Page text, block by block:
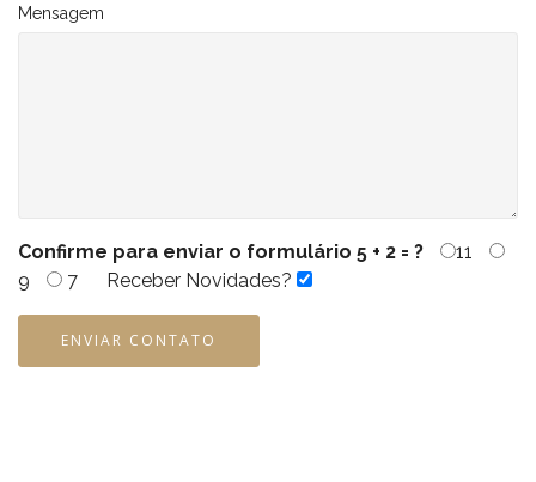
Mensagem
Confirme para enviar o formulário 5 + 2 = ?
11
9
7 Receber Novidades?
ENVIAR CONTATO